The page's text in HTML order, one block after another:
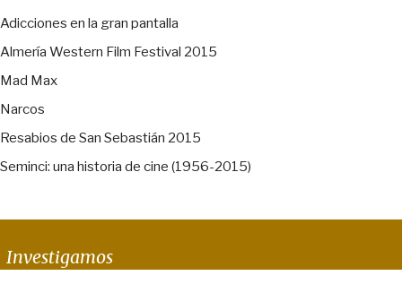
Adicciones en la gran pantalla
Almería Western Film Festival 2015
Mad Max
Narcos
Resabios de San Sebastián 2015
Seminci: una historia de cine (1956-2015)
Investigamos